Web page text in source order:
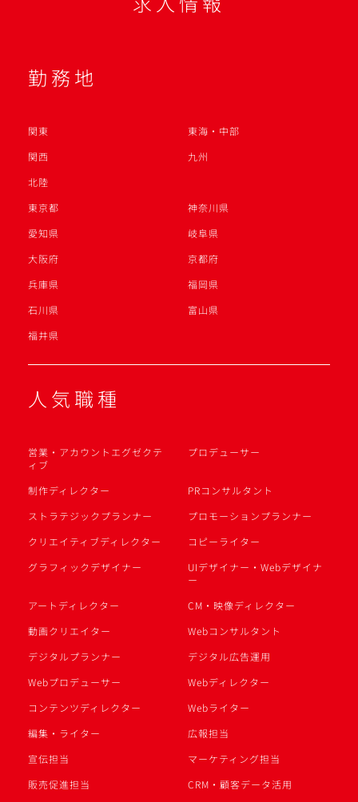
勤務地
関東
東海・中部
関西
九州
北陸
東京都
神奈川県
愛知県
岐阜県
大阪府
京都府
兵庫県
福岡県
石川県
富山県
福井県
人気職種
営業・アカウントエグゼクテ
ィブ
プロデューサー
制作ディレクター
PRコンサルタント
ストラテジックプランナー
プロモーションプランナー
クリエイティブディレクター
コピーライター
グラフィックデザイナー
UIデザイナー・Webデザイナ
ー
アートディレクター
CM・映像ディレクター
動画クリエイター
Webコンサルタント
デジタルプランナー
デジタル広告運用
Webプロデューサー
Webディレクター
コンテンツディレクター
Webライター
編集・ライター
広報担当
宣伝担当
マーケティング担当
販売促進担当
CRM・顧客データ活用